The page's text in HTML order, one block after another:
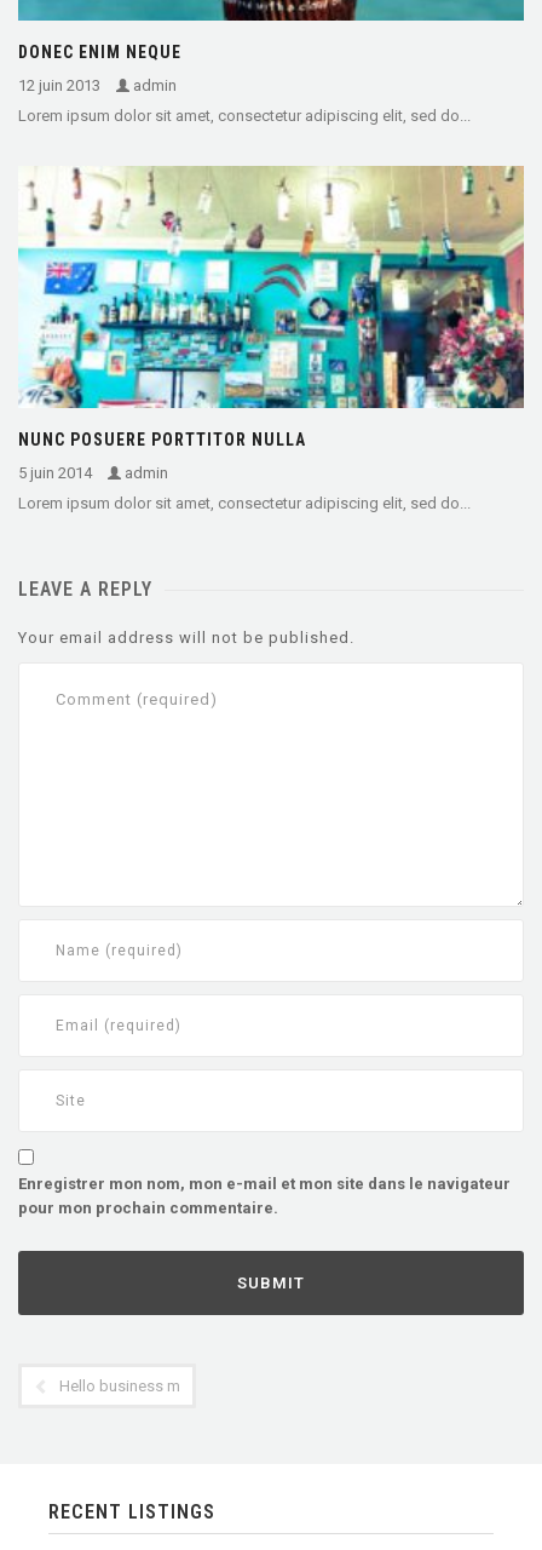
DONEC ENIM NEQUE
12 juin 2013
admin
Lorem ipsum dolor sit amet, consectetur adipiscing elit, sed do...
NUNC POSUERE PORTTITOR NULLA
5 juin 2014
admin
Lorem ipsum dolor sit amet, consectetur adipiscing elit, sed do...
LEAVE A REPLY
Your email address will not be published.
Enregistrer mon nom, mon e-mail et mon site dans le navigateur
pour mon prochain commentaire.
Hello business man
RECENT LISTINGS